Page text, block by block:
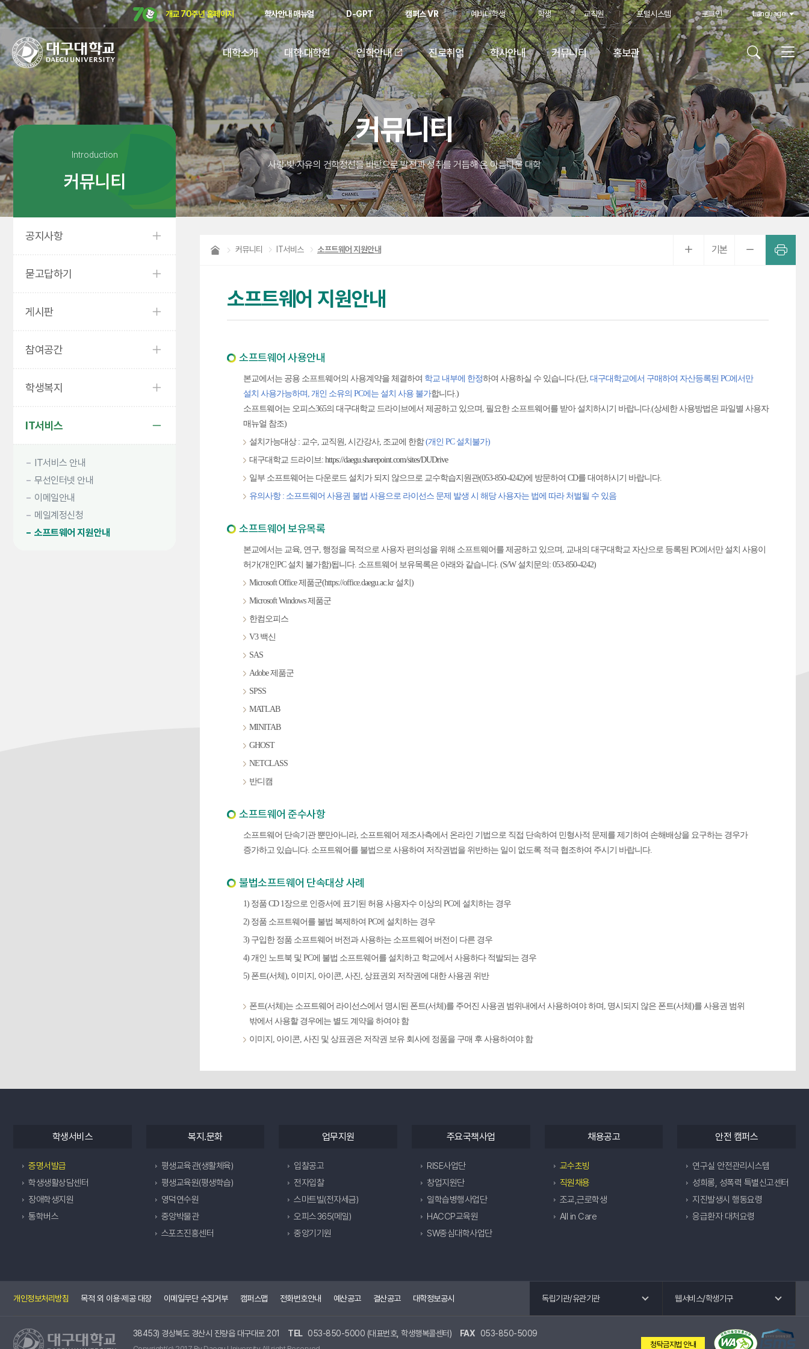
개교 70주년 홈페이지 학사안내 매뉴얼 D-GPT 캠퍼스 VR 예비대학생 학생 교직원 포털시스템 로그인 Language
대구대학교
DAEGU
UNIVERSITY
대학소개 대학·대학원 입학안내 진로취업 학사안내 커뮤니티 홍보관
커뮤니티
사랑·빛·자유의 건학정신을 바탕으로 발전과 성취를 거듭해 온 아름다운 대학
Introduction
커뮤니티
공지사항
묻고답하기
게시판
참여공간
학생복지
IT서비스
IT서비스 안내
무선인터넷 안내
이메일안내
메일계정신청
소프트웨어 지원안내
커뮤니티 IT서비스 소프트웨어 지원안내 기본
소프트웨어 지원안내
소프트웨어 사용안내
본교에서는 공용 소프트웨어의 사용계약을 체결하여 학교 내부에 한정하여 사용하실 수 있습니다.(단, 대구대학교에서 구매하여 자산등록된 PC에서만
설치 사용가능하며, 개인 소유의 PC에는 설치 사용 불가합니다.)
소프트웨어는 오피스365의 대구대학교 드라이브에서 제공하고 있으며, 필요한 소프트웨어를 받아 설치하시기 바랍니다.(상세한 사용방법은 파일별 사용자
매뉴얼 참조)
설치가능대상 : 교수, 교직원, 시간강사, 조교에 한함(개인 PC 설치불가)
대구대학교 드라이브: https://daegu.sharepoint.com/sites/DUDrive
일부 소프트웨어는 다운로드 설치가 되지 않으므로 교수학습지원관(053-850-4242)에 방문하여 CD를 대여하시기 바랍니다.
유의사항 : 소프트웨어 사용권 불법 사용으로 라이선스 문제 발생 시 해당 사용자는 법에 따라 처벌될 수 있음
소프트웨어 보유목록
본교에서는 교육, 연구, 행정을 목적으로 사용자 편의성을 위해 소프트웨어를 제공하고 있으며, 교내의 대구대학교 자산으로 등록된 PC에서만 설치 사용이
허가(개인PC 설치 불가함)됩니다. 소프트웨어 보유목록은 아래와 같습니다. (S/W 설치문의: 053-850-4242)
Microsoft Office 제품군(https://office.daegu.ac.kr 설치)
Microsoft Windows 제품군
한컴오피스
V3 백신
SAS
Adobe 제품군
SPSS
MATLAB
MINITAB
GHOST
NETCLASS
반디캠
소프트웨어 준수사항
소프트웨어 단속기관 뿐만아니라, 소프트웨어 제조사측에서 온라인 기법으로 직접 단속하여 민형사적 문제를 제기하여 손해배상을 요구하는 경우가
증가하고 있습니다. 소프트웨어를 불법으로 사용하여 저작권법을 위반하는 일이 없도록 적극 협조하여 주시기 바랍니다.
불법소프트웨어 단속대상 사례
1) 정품 CD 1장으로 인증서에 표기된 허용 사용자수 이상의 PC에 설치하는 경우
2) 정품 소프트웨어를 불법 복제하여 PC에 설치하는 경우
3) 구입한 정품 소프트웨어 버전과 사용하는 소프트웨어 버전이 다른 경우
4) 개인 노트북 및 PC에 불법 소프트웨어를 설치하고 학교에서 사용하다 적발되는 경우
5) 폰트(서체), 이미지, 아이콘, 사진, 상표권외 저작권에 대한 사용권 위반
폰트(서체)는 소프트웨어 라이선스에서 명시된 폰트(서체)를 주어진 사용권 범위내에서 사용하여야 하며, 명시되지 않은 폰트(서체)를 사용권 범위
밖에서 사용할 경우에는 별도 계약을 하여야 함
이미지, 아이콘, 사진 및 상표권은 저작권 보유 회사에 정품을 구매 후 사용하여야 함
학생서비스
증명서발급
학생생활상담센터
장애학생지원
통학버스
복지.문화
평생교육관(생활체육)
평생교육원(평생학습)
영덕연수원
중앙박물관
스포츠진흥센터
업무지원
입찰공고
전자입찰
스마트빌(전자세금)
오피스365(메일)
중앙기기원
주요국책사업
RISE사업단
창업지원단
일학습병행사업단
HACCP교육원
SW중심대학사업단
채용공고
교수초빙
직원채용
조교,근로학생
All in Care
안전 캠퍼스
연구실 안전관리시스템
성희롱, 성폭력 특별신고센터
지진발생시 행동요령
응급환자 대처요령
개인정보처리방침 목적 외 이용·제공 대장 이메일무단 수집거부 캠퍼스맵 전화번호안내 예산공고 결산공고 대학정보공시 독립기관/유관기관
교수회
웹서비스/학생기구
공학교육혁신센터
국제교류.외국어특강
38453) 경상북도 경산시 진량읍 대구대로 201 TEL 053-850-5000 (대표번호, 학생행복콜센터) FAX 053-850-5009
청탁금지법 안내